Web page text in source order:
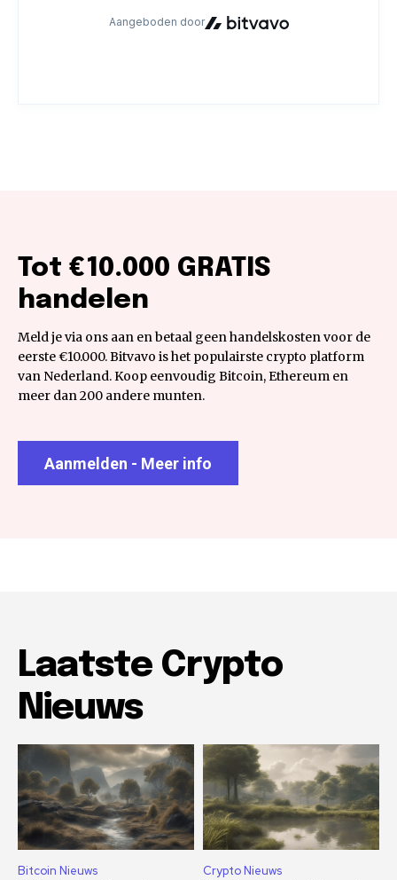
Tot €10.000 GRATIS
handelen
Meld je via ons aan en betaal geen handelskosten voor de
eerste €10.000. Bitvavo is het populairste crypto platform
van Nederland. Koop eenvoudig Bitcoin, Ethereum en
meer dan 200 andere munten.
Aanmelden - Meer info
Laatste Crypto
Nieuws
Bitcoin Nieuws Crypto Nieuws